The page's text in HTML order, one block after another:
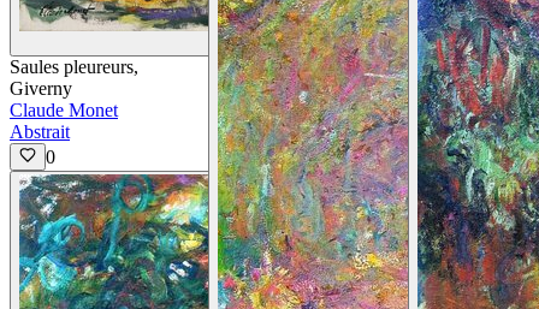
Voir les détails
Saules pleureurs,
Giverny
Claude Monet
Abstrait
0